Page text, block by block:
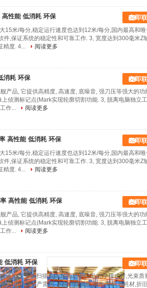
性能 低消耗 环保 立即
15米/每分,稳定运行速度也达到12米/每分,国内最高和唯
件,保证系统的稳定性和可靠工作. 3, 宽度达到300毫米Z
精度. 4...
阅读更多
消耗 环保 立即
产品, 它提供高精度, 高速度, 底噪音, 强刀压等强大的功
侦测标记点(Mark实现轮廓切割功能. 3, 脱离电脑独立
作...
阅读更多
高性能 低消耗 环保 立即
15米/每分,稳定运行速度也达到12米/每分,国内最高和唯
件,保证系统的稳定性和可靠工作. 3, 宽度达到300毫米Z
精度. 4...
阅读更多
高性能 低消耗 环保 立即
产品, 它提供高精度, 高速度, 底噪音, 强刀压等强大的功
侦测标记点(Mark实现轮廓切割功能. 3, 脱离电脑独立
作...
阅读更多
低消耗 环保 立即
激光器,振镜扫描系统,输出功率稳定,光学模式好,光束质
户大批量生产需求. 本机外观美丽,操作简单,无耗材,折